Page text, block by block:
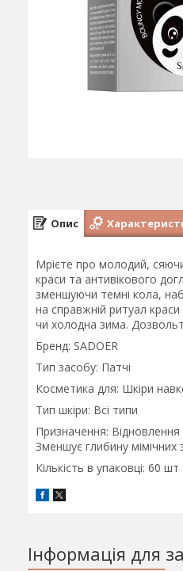
Опис
Мрієте про молодий,
краси та антивікового
зменшуючи темні кола,
на справжній ритуал
чи холодна зима.
Бренд: SADOER
Тип засобу: Патчі
Косметика для: Шкіри
Тип шкіри: Всі типи
Призначення:
Зменшує глибину
Кількість в упаковці: 60 шт
Інформація для